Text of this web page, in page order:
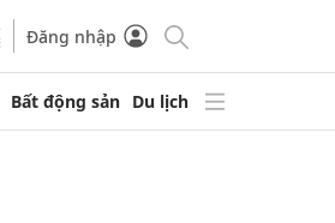
Đăng nhập
Bất động sản Du lịch